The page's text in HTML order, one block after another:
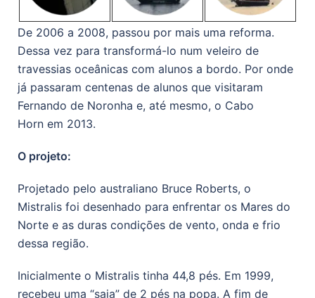
De 2006 a 2008, passou por mais uma reforma.
Dessa vez para transformá-lo num veleiro de
travessias oceânicas com alunos a bordo. Por onde
já passaram centenas de alunos que visitaram
Fernando de Noronha e, até mesmo, o Cabo
Horn em 2013.
O projeto:
Projetado pelo australiano Bruce Roberts, o
Mistralis foi desenhado para enfrentar os Mares do
Norte e as duras condições de vento, onda e frio
dessa região.
Inicialmente o Mistralis tinha 44,8 pés. Em 1999,
recebeu uma “saia” de 2 pés na popa. A fim de